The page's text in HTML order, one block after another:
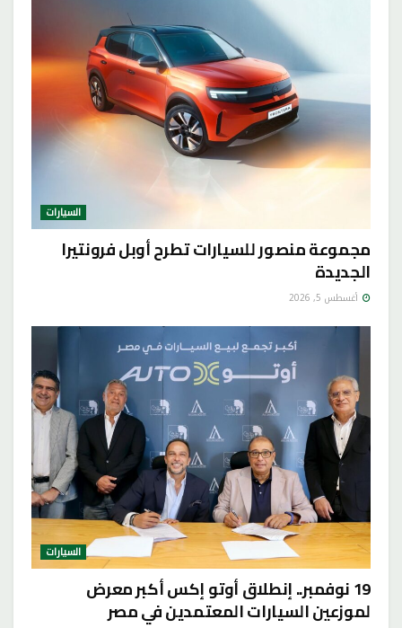
السيارات
مجموعة منصور للسيارات تطرح أوبل فرونتيرا
الجديدة
أغسطس 5, 2026
السيارات
19 نوفمبر.. إنطلاق أوتو إكس أكبر معرض
لموزعين السيارات المعتمدين في مصر